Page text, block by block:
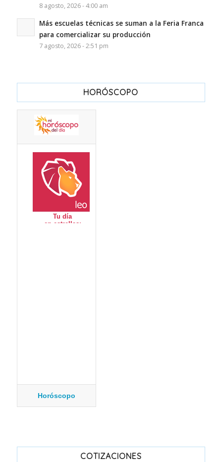
8 agosto, 2026 - 4:00 am
Más escuelas técnicas se suman a la Feria Franca
para comercializar su producción
7 agosto, 2026 - 2:51 pm
HORÓSCOPO
Horóscopo
COTIZACIONES